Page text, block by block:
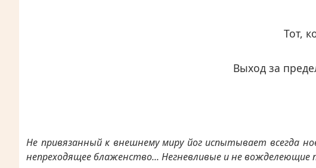
Тот,
Выход за
Не привязанный к внешнему миру йог испытывает всегда
непреходящее блаженство... Негневливые и не вожделеющие